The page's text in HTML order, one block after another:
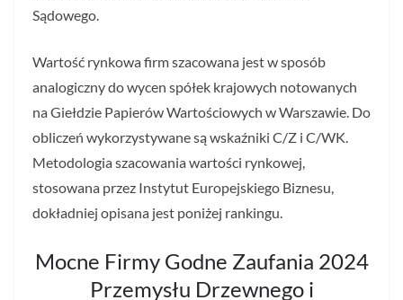
Sądowego.
Wartość rynkowa firm szacowana jest w sposób
analogiczny do wycen spółek krajowych notowanych
na Giełdzie Papierów Wartościowych w Warszawie. Do
obliczeń wykorzystywane są wskaźniki C/Z i C/WK.
Metodologia szacowania wartości rynkowej,
stosowana przez Instytut Europejskiego Biznesu,
dokładniej opisana jest poniżej rankingu.
Mocne Firmy Godne Zaufania 2024
Przemysłu Drzewnego i